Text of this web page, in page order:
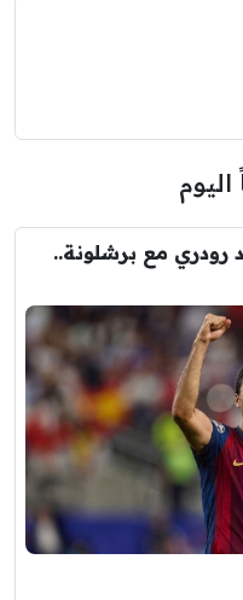
اليوم
مع برشلونة..